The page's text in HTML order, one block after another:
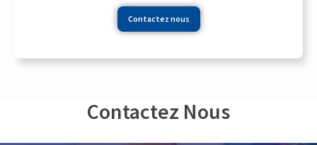
Contactez nous
Contactez Nous